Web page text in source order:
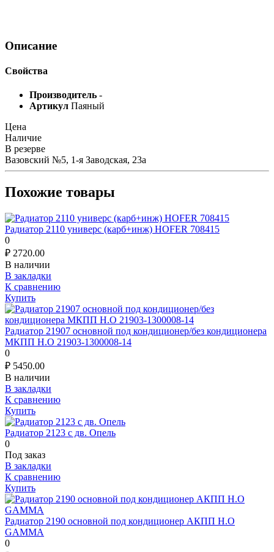
Описание
Свойства
Производитель -
Артикул Паяный
Цена
Наличие
В резерве
Вазовский №5, 1-я Заводская, 23а
Похожие товары
Радиатор 2110 универс (карб+инж) HOFER 708415
0
₽ 2720.00
В наличии
В закладки
К сравнению
Купить
Радиатор 21907 основной под кондиционер/без кондиционера
МКПП Н.О 21903-1300008-14
0
₽ 5450.00
В наличии
В закладки
К сравнению
Купить
Радиатор 2123 с дв. Опель
0
Под заказ
В закладки
К сравнению
Купить
Радиатор 2190 основной под кондиционер АКПП Н.О
GAMMA
0